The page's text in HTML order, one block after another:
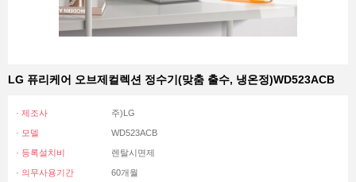
LG 퓨리케어 오브제컬렉션 정수기(맞춤 출수, 냉온정)WD523ACB
· 제조사 주)LG
· 모델 WD523ACB
· 등록설치비 렌탈시면제
· 의무사용기간 60개월